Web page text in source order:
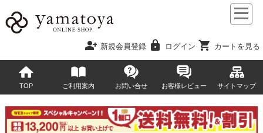
person_add 新規会員登録 lock ログイン shopping_cart カートを見る
TOP ご利用案内 お問い合せ お客様レビュー サイトマップ